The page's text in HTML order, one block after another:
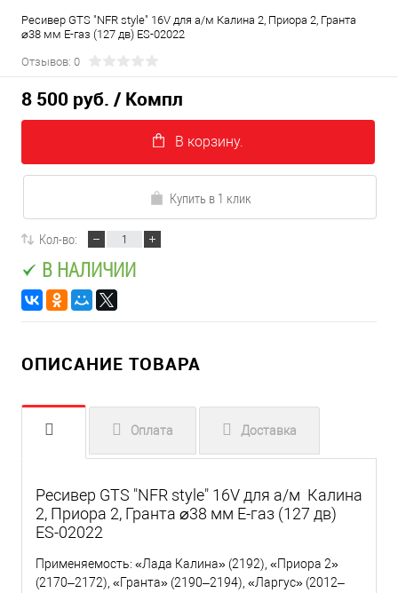
Ресивер GTS "NFR style" 16V для а/м Калина 2, Приора 2, Гранта
⌀38 мм Е-газ (127 дв) ES-02022
Отзывов: 0
8 500 руб. / Компл
В корзину.
Купить в 1 клик
Кол-во:
В НАЛИЧИИ
ОПИСАНИЕ ТОВАРА
Оплата Доставка
Ресивер GTS "NFR style" 16V для а/м Калина
2, Приора 2, Гранта ⌀38 мм Е-газ (127 дв)
ES-02022
Применяемость: «Лада Калина» (2192), «Приора 2»
(2170–2172), «Гранта» (2190–2194), «Ларгус» (2012–